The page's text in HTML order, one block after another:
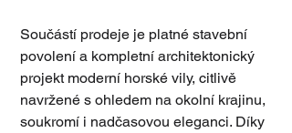
Součástí prodeje je platné stavební
povolení a kompletní architektonický
projekt moderní horské vily, citlivě
navržené s ohledem na okolní krajinu,
soukromí i nadčasovou eleganci. Díky